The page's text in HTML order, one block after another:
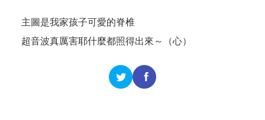
主圖是我家孩子可愛的脊椎
超音波真厲害耶什麼都照得出來～（心）